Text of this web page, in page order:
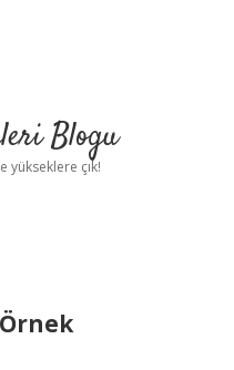
Blogu
yükseklere çık!